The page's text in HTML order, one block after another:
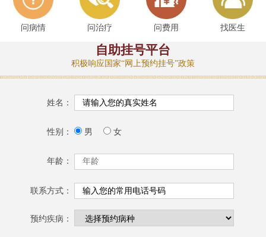
问病情 问治疗 问费用 找医生
自助挂号平台
积极响应国家“网上预约挂号”政策
姓名：
性别： 男 女
年龄：
联系方式：
预约疾病：